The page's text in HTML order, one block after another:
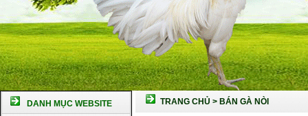
DANH MỤC WEBSITE TRANG CHỦ > BÁN GÀ NÒI